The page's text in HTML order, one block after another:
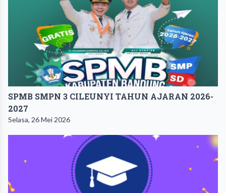
SPMB SMPN 3 CILEUNYI TAHUN AJARAN 2026-
2027
Selasa, 26 Mei 2026